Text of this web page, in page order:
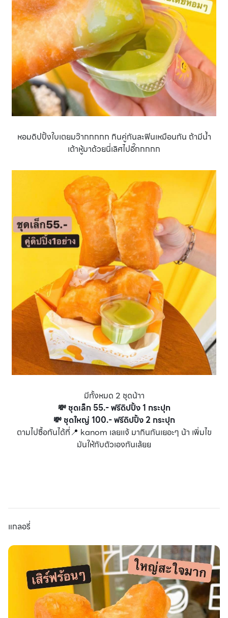
หอมดิปปิ้งใบเตยมว๊ากกกกก กินคู่กันละฟินเหมือนกัน ถ้ามีน้ำ
เต้าหู้มาด้วยนี่เลิศไปอี๊กกกกก
มีทั้งหมด 2 ชุดน้าา
💸ชุดเล็ก 55.- ฟรีดิปปิ้ง 1 กระปุก
💸 ชุดใหญ่ 100.- ฟรีดิปปิ้ง 2 กระปุก
ตามไปซื้อกันได้ที่📍 kanom เลยเเจ้ มากินกันเยอะๆ น้า เพิ่มไข
มันให้กับตัวเองกันเล้ยย
แกลอรี่